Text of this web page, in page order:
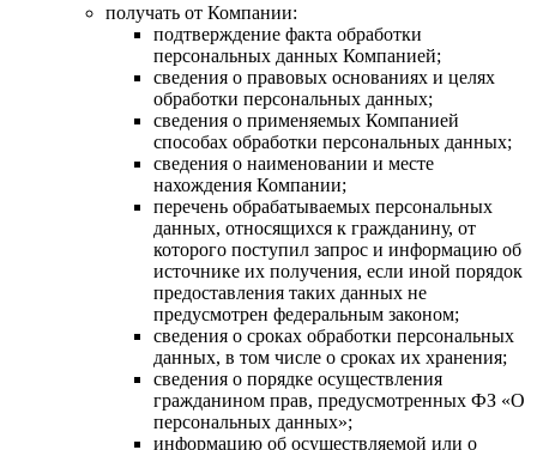
получать от Компании:
подтверждение факта обработки
персональных данных Компанией;
сведения о правовых основаниях и целях
обработки персональных данных;
сведения о применяемых Компанией
способах обработки персональных данных;
сведения о наименовании и месте
нахождения Компании;
перечень обрабатываемых персональных
данных, относящихся к гражданину, от
которого поступил запрос и информацию об
источнике их получения, если иной порядок
предоставления таких данных не
предусмотрен федеральным законом;
сведения о сроках обработки персональных
данных, в том числе о сроках их хранения;
сведения о порядке осуществления
гражданином прав, предусмотренных ФЗ «О
персональных данных»;
информацию об осуществляемой или о